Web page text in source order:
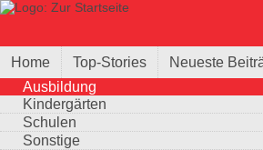
Direkt zum Inhalt
Home Top-Stories Neueste
Ausbildung
Kindergärten
Schulen
Sonstige